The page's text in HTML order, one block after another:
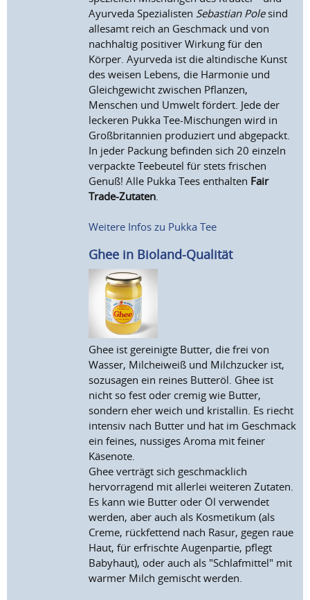
Ayurveda Spezialisten Sebastian Polesind
allesamt reich an Geschmack und von
nachhaltig positiver Wirkung für den
Körper. Ayurveda ist die altindische Kunst
des weisen Lebens, die Harmonie und
Gleichgewicht zwischen Pflanzen,
Menschen und Umwelt fördert. Jede der
leckeren Pukka Tee-Mischungen wird in
Großbritannien produziert und abgepackt.
In jeder Packung befinden sich 20 einzeln
verpackte Teebeutel für stets frischen
Genuß! Alle Pukka Tees enthalten Fair
Trade-Zutaten
Weitere Infos zu Pukka Tee
Ghee in Bioland-Qualität
Ghee ist gereinigte Butter, die frei von
Wasser, Milcheiweiß und Milchzucker ist,
sozusagen ein reines Butteröl. Ghee ist
nicht so fest oder cremig wie Butter,
sondern eher weich und kristallin. Es riecht
intensiv nach Butter und hat im Geschmack
ein feines, nussiges Aroma mit feiner
Käsenote.
Ghee verträgt sich geschmacklich
hervorragend mit allerlei weiteren Zutaten.
Es kann wie Butter oder Öl verwendet
werden, aber auch als Kosmetikum (als
Creme, rückfettend nach Rasur, gegen raue
Haut, für erfrischte Augenpartie, pflegt
Babyhaut), oder auch als "Schlafmittel" mit
warmer Milch gemischt werden.